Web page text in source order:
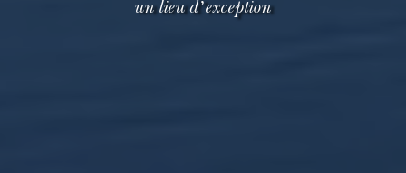
un lieu d’exception